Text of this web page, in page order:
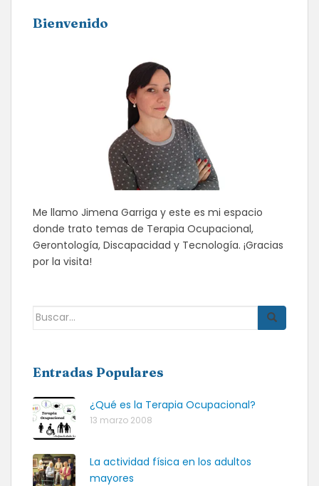
Bienvenido
Me llamo Jimena Garriga y este es mi espacio
donde trato temas de Terapia Ocupacional,
Gerontología, Discapacidad y Tecnología. ¡Gracias
por la visita!
Buscar:
Entradas Populares
¿Qué es la Terapia Ocupacional?
13 marzo 2008
La actividad física en los adultos
mayores